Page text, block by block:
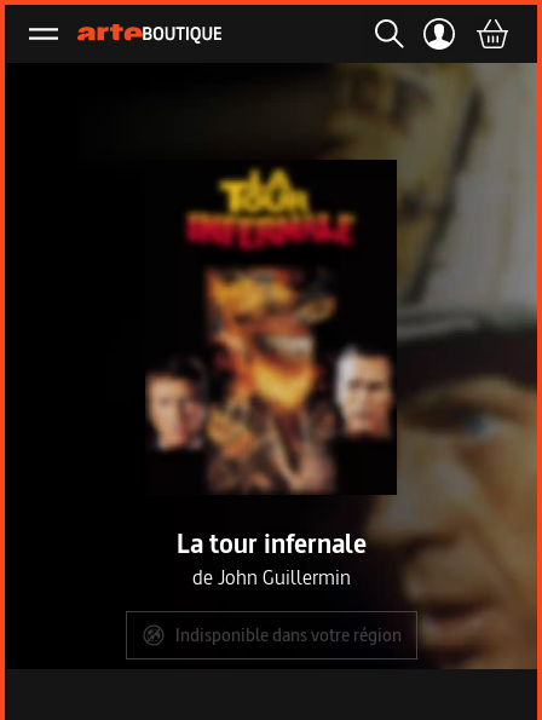
Ouvrir le menu
La tour infernale
deJohn Guillermin
Indisponible dans votre région